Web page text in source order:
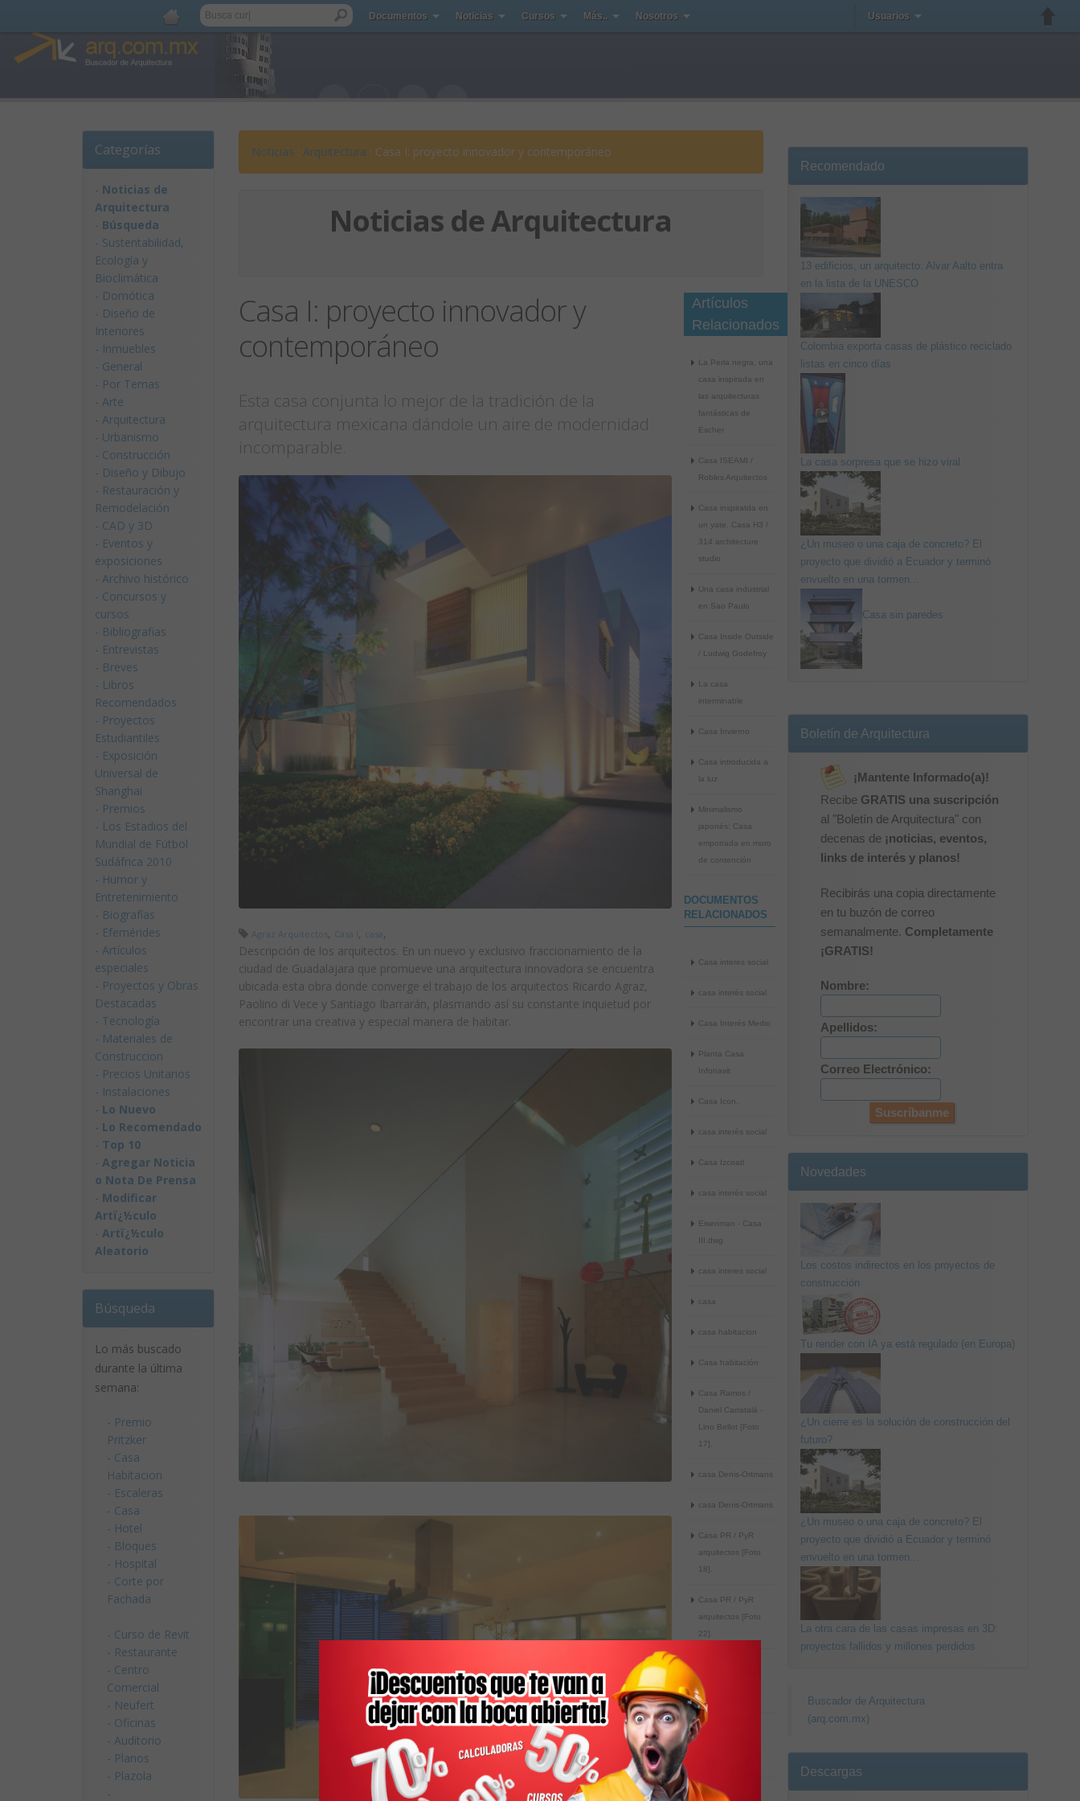
Documentos Noticias Cursos Más.. Nosotros Usuarios
Categorías
- Noticias de
Arquitectura
- Búsqueda
- Sustentabilidad,
Ecologí­a y
Bioclimática
- Domótica
- Diseño de
Interiores
- Inmuebles
- General
- Por Temas
- Arte
- Arquitectura
- Urbanismo
- Construcción
- Diseño y Dibujo
- Restauración y
Remodelación
- CAD y 3D
- Eventos y
exposiciones
- Archivo histórico
- Concursos y
cursos
- Bibliografias
- Entrevistas
- Breves
- Libros
Recomendados
- Proyectos
Estudiantiles
- Exposición
Universal de
Shanghai
- Premios
- Los Estadios del
Mundial de Fútbol
Sudáfrica 2010
- Humor y
Entretenimiento
- Biografías
- Efemérides
- Artículos
especiales
- Proyectos y Obras
Destacadas
- Tecnología
- Materiales de
Construccion
- Precios Unitarios
- Instalaciones
- Lo Nuevo
- Lo Recomendado
- Top 10
- Agregar Noticia
o Nota De Prensa
- Modificar
Artï¿½culo
- Artï¿½culo
Aleatorio
Búsqueda
Lo más buscado
durante la última
semana:
- Premio
Pritzker
- Casa
Habitacion
- Escaleras
- Casa
- Hotel
- Bloques
- Hospital
- Corte por
Fachada
- Curso de Revit
- Restaurante
- Centro
Comercial
- Neufert
- Oficinas
- Auditorio
- Planos
- Plazola
-
Noticias : Arquitectura : Casa I: proyecto innovador y contemporáneo
Noticias de Arquitectura
Casa I: proyecto innovador y
contemporáneo
Esta casa conjunta lo mejor de la tradición de la
arquitectura mexicana dándole un aire de modernidad
incomparable.
Agraz Arquitectos Casa I casa
Descripción de los arquitectos. En un nuevo y exclusivo fraccionamiento de la
ciudad de Guadalajara que promueve una arquitectura innovadora se encuentra
ubicada esta obra donde converge el trabajo de los arquitectos Ricardo Agraz,
Paolino di Vece y Santiago Ibarrarán, plasmando así su constante inquietud por
encontrar una creativa y especial manera de habitar.
Artículos
Relacionados
La Perla negra, una
casa inspirada en
las arquitecturas
fantásticas de
Escher
Casa ISEAMI /
Robles Arquitectos
Casa inspiratda en
un yate. Casa H3 /
314 architecture
studio
Una casa industrial
en Sao Paulo
Casa Inside Outside
/ Ludwig Godefroy
La casa
interminable
Casa Invierno
Casa introducida a
la luz
Minimalismo
japonés: Casa
empotrada en muro
de contención
DOCUMENTOS
RELACIONADOS
Casa interes social
casa interés social
Casa Interés Medio
Planta Casa
Infonavit
Casa Icon.
casa interés social
Casa Izcoatl
casa interés social
Eisenman - Casa
III.dwg
casa interes social
casa
casa habitacion
Casa habitación
Casa Ramos /
Daniel Carratalá -
Lino Bellot [Foto
17].
casa Denis-Ortmans
casa Denis-Ortmans
Casa PR / PyR
arquitectos [Foto
18].
Casa PR / PyR
arquitectos [Foto
22].
arquitectos [Foto
24].
Casa PR / PyR
Recomendado
13 edificios, un arquitecto: Alvar Aalto entra
en la lista de la UNESCO
Colombia exporta casas de plástico reciclado
listas en cinco días
La casa sorpresa que se hizo viral
¿Un museo o una caja de concreto? El
proyecto que dividió a Ecuador y terminó
envuelto en una tormen...
Casa sin paredes
Boletín de Arquitectura
¡Mantente Informado(a)!
Recibe GRATIS una suscripción
al "Boletín de Arquitectura" con
decenas de ¡noticias, eventos,
links de interés y planos!
Recibirás una copia directamente
en tu buzón de correo
semanalmente. Completamente
¡GRATIS!
Nombre:
Apellidos:
Correo Electrónico:
Novedades
Los costos indirectos en los proyectos de
construcción
Tu render con IA ya está regulado (en Europa)
¿Un cierre es la solución de construcción del
futuro?
¿Un museo o una caja de concreto? El
proyecto que dividió a Ecuador y terminó
envuelto en una tormen...
La otra cara de las casas impresas en 3D:
proyectos fallidos y millones perdidos
Buscador de Arquitectura
(arq.com.mx)
Descargas